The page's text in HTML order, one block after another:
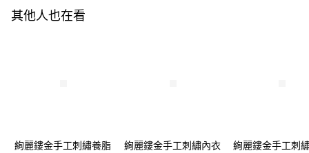
其他人也在看
絢麗鏤金手工刺繡養脂
絢麗鏤金手工刺繡內衣
絢麗鏤金手工刺